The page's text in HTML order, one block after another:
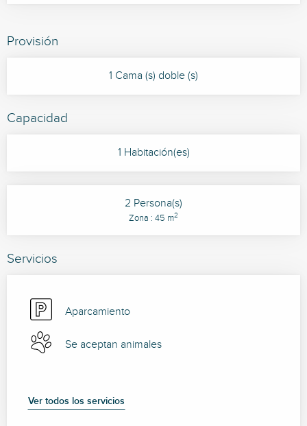
Provisión
1 Cama (s) doble (s)
Capacidad
1 Habitación(es)
2 Persona(s)
Zona : 45 m2
Servicios
Aparcamiento
Se aceptan animales
Ver todos los servicios